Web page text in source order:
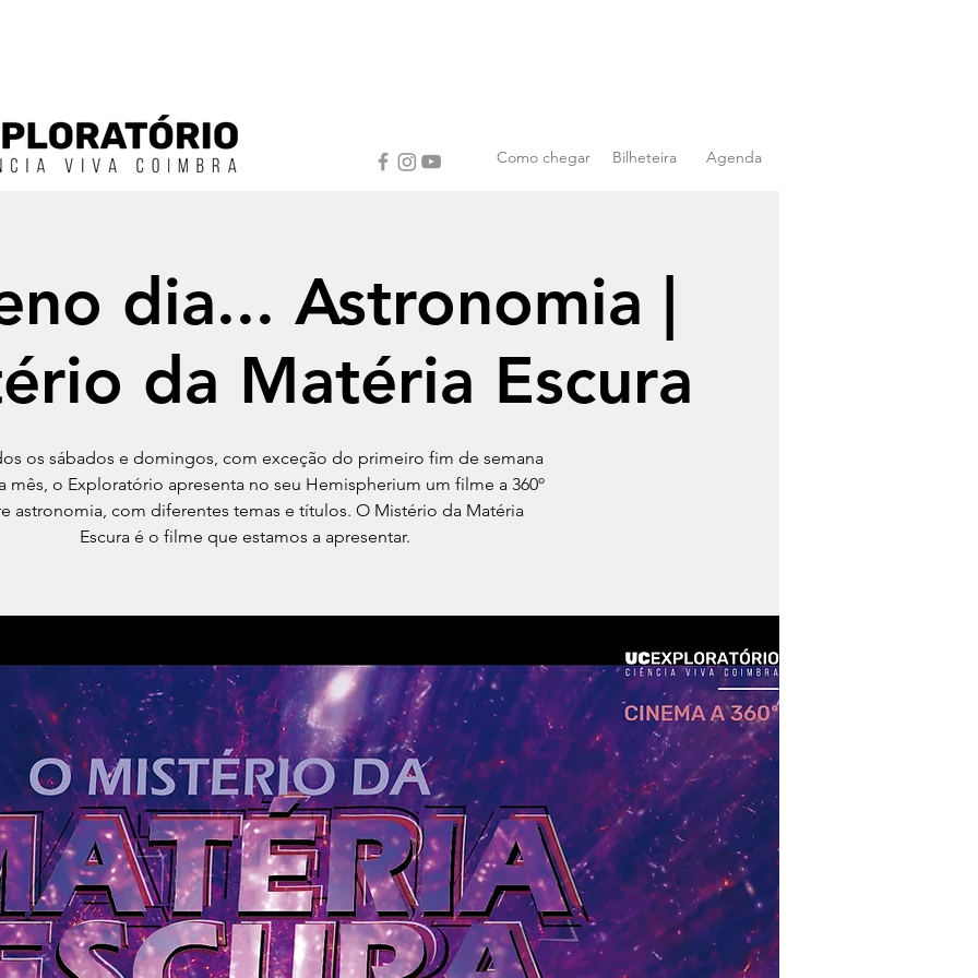
Como chegar Bilheteira Agenda
dia... Astronomia |
da Matéria Escura
os sábados e domingos, com exceção do primeiro fim de semana
mês, o Exploratório apresenta no seu Hemispherium um filme a 360º
astronomia, com diferentes temas e títulos. O Mistério da Matéria
Escura é o filme que estamos a apresentar.